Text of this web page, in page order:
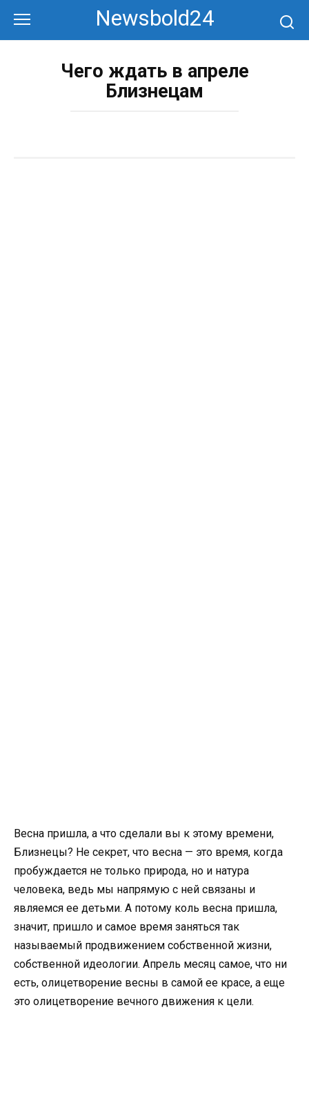
контенту
Newsbold24
Чего ждать в апреле
Близнецам
Весна пришла, а что сделали вы к этому времени,
Близнецы? Не секрет, что весна — это время, когда
пробуждается не только природа, но и натура
человека, ведь мы напрямую с ней связаны и
являемся ее детьми. А потому коль весна пришла,
значит, пришло и самое время заняться так
называемый продвижением собственной жизни,
собственной идеологии. Апрель месяц самое, что ни
есть, олицетворение весны в самой ее красе, а еще
это олицетворение вечного движения к цели.